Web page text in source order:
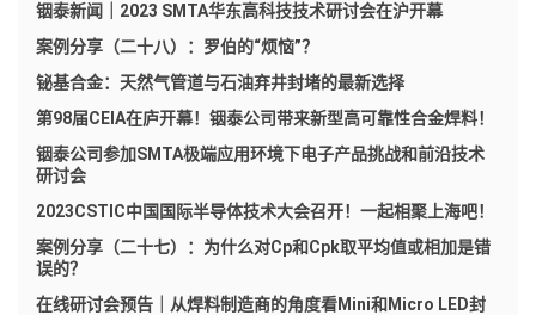
铟泰新闻｜2023 SMTA华东高科技技术研讨会在沪开幕
案例分享（二十八）：罗伯的“烦恼”？
铋基合金：天然气管道与石油弃井封堵的最新选择
第98届CEIA在庐开幕！铟泰公司带来新型高可靠性合金焊料！
铟泰公司参加SMTA极端应用环境下电子产品挑战和前沿技术
研讨会
2023CSTIC中国国际半导体技术大会召开！一起相聚上海吧！
案例分享（二十七）：为什么对Cp和Cpk取平均值或相加是错
误的？
在线研讨会预告｜从焊料制造商的角度看Mini和Micro LED封